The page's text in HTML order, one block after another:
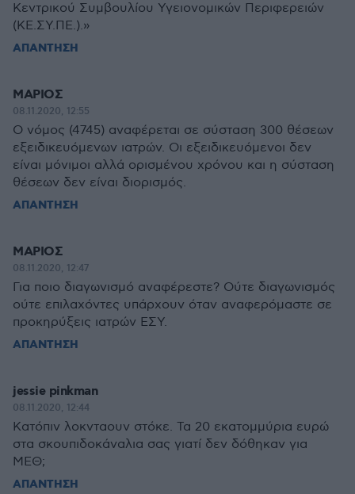
Κεντρικού Συμβουλίου Υγειονομικών Περιφερειών
(ΚΕ.ΣΥ.ΠΕ.).»
ΑΠΑΝΤΗΣΗ
ΜΑΡΙΟΣ
08.11.2020, 12:55
Ο νόμος (4745) αναφέρεται σε σύσταση 300 θέσεων
εξειδικευόμενων ιατρών. Οι εξειδικευόμενοι δεν
είναι μόνιμοι αλλά ορισμένου χρόνου και η σύσταση
θέσεων δεν είναι διορισμός.
ΑΠΑΝΤΗΣΗ
ΜΑΡΙΟΣ
08.11.2020, 12:47
Για ποιο διαγωνισμό αναφέρεστε? Ούτε διαγωνισμός
ούτε επιλαχόντες υπάρχουν όταν αναφερόμαστε σε
προκηρύξεις ιατρών ΕΣΥ.
ΑΠΑΝΤΗΣΗ
jessie pinkman
08.11.2020, 12:44
Kατόπιν λοκνταουν στόκε. Τα 20 εκατομμύρια ευρώ
στα σκουπιδοκάναλια σας γιατί δεν δόθηκαν για
ΜΕΘ;
ΑΠΑΝΤΗΣΗ